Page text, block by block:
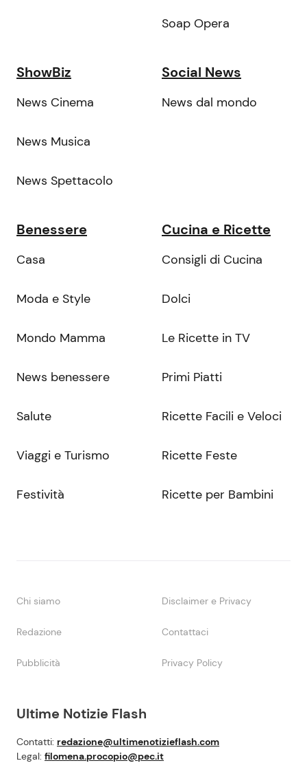
Ultime Notizie Flash
Contatti: redazione@ultimenotizieflash.com
Legal: filomena.procopio@pec.it
Soap Opera
ShowBiz
News Cinema
News Musica
News Spettacolo
Social News
News dal mondo
Benessere
Casa
Moda e Style
Mondo Mamma
News benessere
Salute
Viaggi e Turismo
Festività
Cucina e Ricette
Consigli di Cucina
Dolci
Le Ricette in TV
Primi Piatti
Ricette Facili e Veloci
Ricette Feste
Ricette per Bambini
Chi siamo Disclaimer e Privacy
Redazione Contattaci
Pubblicità Privacy Policy